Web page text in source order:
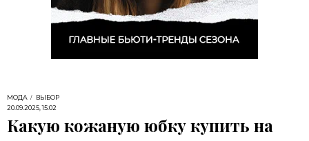
МОДА
ВЫБОР
20.09.2025, 15:02
Какую кожаную юбку купить на